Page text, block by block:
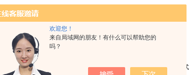
欢迎您！
来自局域网的朋友！有什么可以帮助您的
吗？
适用环境湿度：≤85%
外形尺寸：380×360×320mm
JH8-HTS-B11闭口闪点测定仪
本仪器适用标准GB/T261，采用液晶显示做为人机对话界面，菜单点